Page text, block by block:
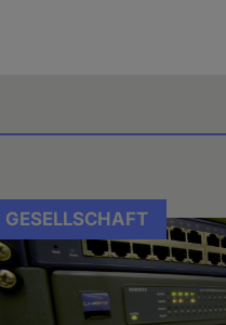
GESELLSCHAFT